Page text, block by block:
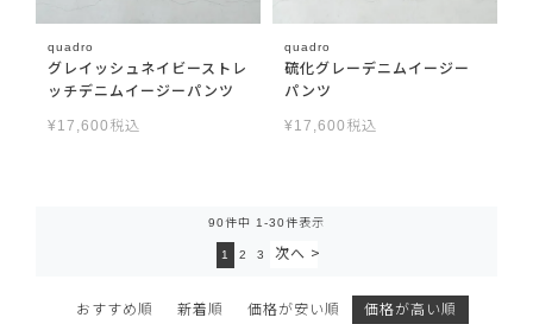
quadro
グレイッシュネイビーストレ
ッチデニムイージーパンツ
¥17,600 税込
quadro
硫化グレーデニムイージー
パンツ
¥17,600 税込
おすすめ順 新着順 価格が安い順 価格が高い順
90件中 1 -30件表示
1 2 3